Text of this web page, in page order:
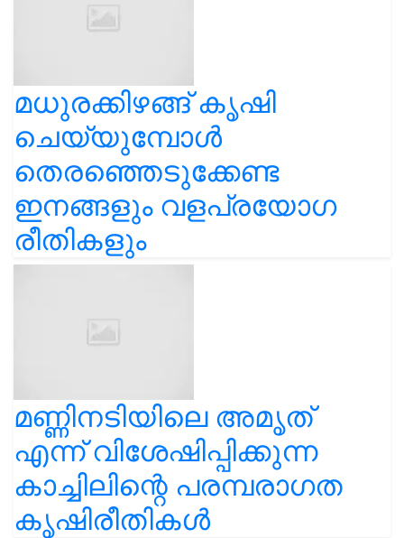
മധുരക്കിഴങ്ങ് കൃഷി
ചെയ്യുമ്പോൾ
തെരഞ്ഞെടുക്കേണ്ട
ഇനങ്ങളും വളപ്രയോഗ
രീതികളും
മണ്ണിനടിയിലെ അമൃത്
എന്ന് വിശേഷിപ്പിക്കുന്ന
കാച്ചിലിന്റെ പരമ്പരാഗത
കൃഷിരീതികൾ